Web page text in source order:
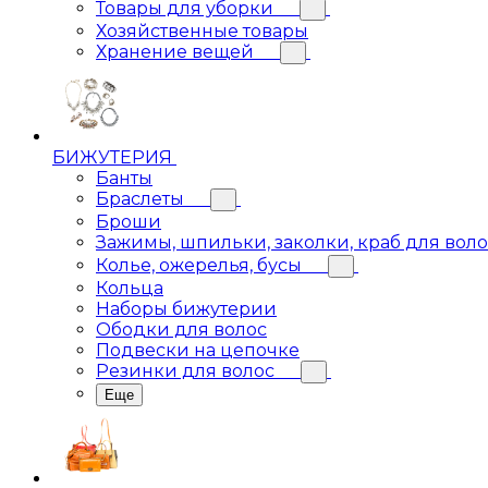
Товары для уборки
Хозяйственные товары
Хранение вещей
БИЖУТЕРИЯ
Банты
Браслеты
Броши
Зажимы, шпильки, заколки, краб для
Колье, ожерелья, бусы
Кольца
Наборы бижутерии
Ободки для волос
Подвески на цепочке
Резинки для волос
Еще